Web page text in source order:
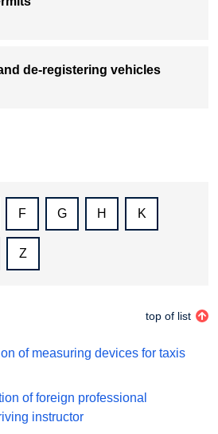
de-registering vehicles
F G H K
Z
top of list
of measuring devices for taxis
of foreign professional
instructor